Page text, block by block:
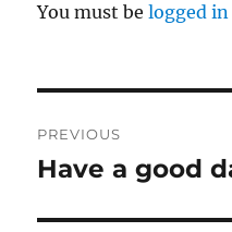
You must belogged in
navigation
PREVIOUS
Previous
Have a good